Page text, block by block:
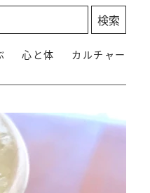
心と体 カルチャー